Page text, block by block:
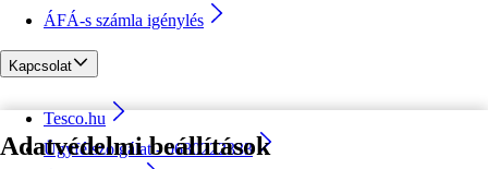
Adatvédelmi beállítások
ÁFÁ-s számla igénylés
Kapcsolat
Tesco.hu
Ügyfélszolgálat - 0680222333